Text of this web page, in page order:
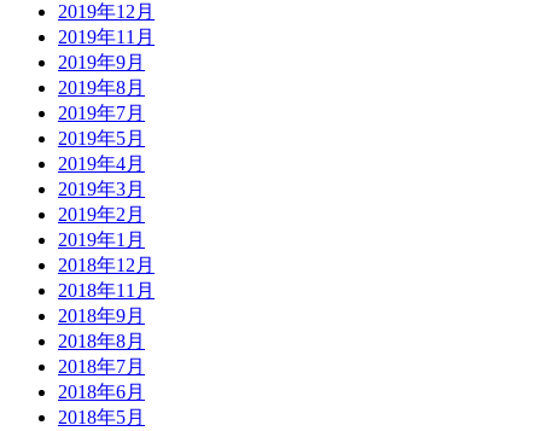
2019年12月
2019年11月
2019年9月
2019年8月
2019年7月
2019年5月
2019年4月
2019年3月
2019年2月
2019年1月
2018年12月
2018年11月
2018年9月
2018年8月
2018年7月
2018年6月
2018年5月